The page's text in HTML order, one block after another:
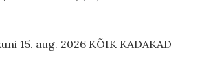
15. aug. 2026 KÕIK KADAKAD